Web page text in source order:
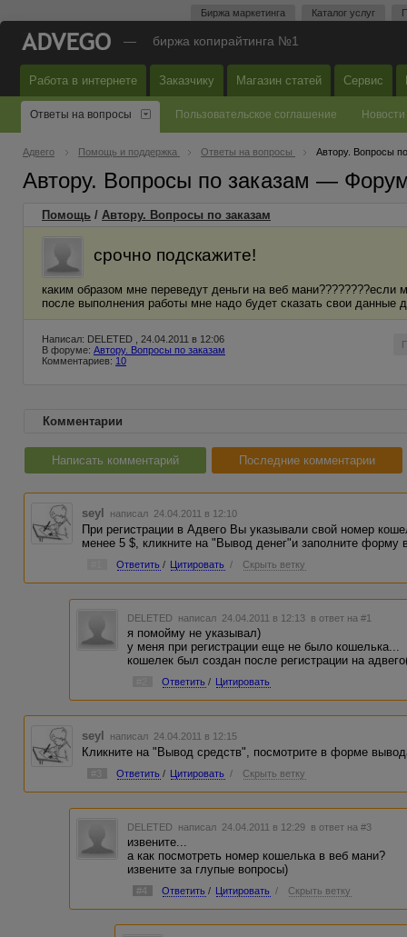
Биржа маркетинга Каталог услуг
— биржа копирайтинга №1
Работа в интернете Заказчику Магазин статей Сервис
Ответы на вопросы Пользовательское соглашение Новости
Адвего Помощь и поддержка Ответы на вопросы Автору. Вопросы
Автору. Вопросы по заказам —
Помощь / Автору. Вопросы по заказам
срочно подскажите!
каким образом мне переведут деньги на веб мани????????если
после выполнения работы мне надо будет сказать свои данные
Написал: DELETED , 24.04.2011 в 12:06
В форуме: Автору. Вопросы по заказам
Комментариев: 10
Комментарии
Написать комментарий Последние комментарии
seyl написал 24.04.2011 в 12:10
При регистрации в Адвего Вы указывали свой номер
менее 5 $, кликните на "Вывод денег"и заполните форму
Ответить / Цитировать / Скрыть ветку
DELETED написал 24.04.2011 в 12:13 в ответ на #1
я помойму не указывал)
у меня при регистрации еще не было кошелька...
кошелек был создан после регистрации на
Ответить / Цитировать
seyl написал 24.04.2011 в 12:15
Кликните на "Вывод средств", посмотрите в форме
#3 Ответить / Цитировать / Скрыть ветку
DELETED написал 24.04.2011 в 12:29 в ответ на #3
извените...
а как посмотреть номер кошелька в веб мани?
извените за глупые вопросы)
#4 Ответить / Цитировать / Скрыть ветку